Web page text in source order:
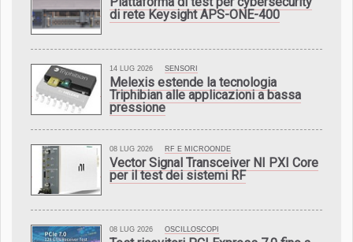
di rete Keysight APS-ONE-400
14 LUG 2026 SENSORI
Melexis estende la tecnologia
Triphibian alle applicazioni a bassa
pressione
08 LUG 2026 RF E MICROONDE
Vector Signal Transceiver NI PXI Core
per il test dei sistemi RF
08 LUG 2026 OSCILLOSCOPI